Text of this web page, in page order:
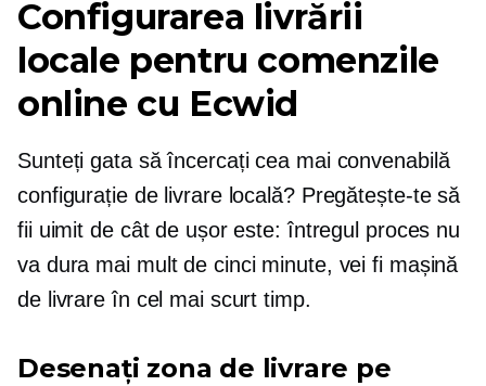
Configurarea livrării
locale pentru comenzile
online cu Ecwid
Sunteți gata să încercați cea mai convenabilă
configurație de livrare locală? Pregătește-te să
fii uimit de cât de ușor este: întregul proces nu
va dura mai mult de cinci minute, vei fi mașină
de livrare în cel mai scurt timp.
Desenați zona de livrare pe